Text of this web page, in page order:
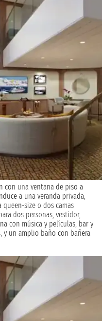
con una ventana de piso a
a una veranda privada,
queen-size o dos camas
dos personas, vestidor,
con música y películas, bar y
y un amplio baño con bañera